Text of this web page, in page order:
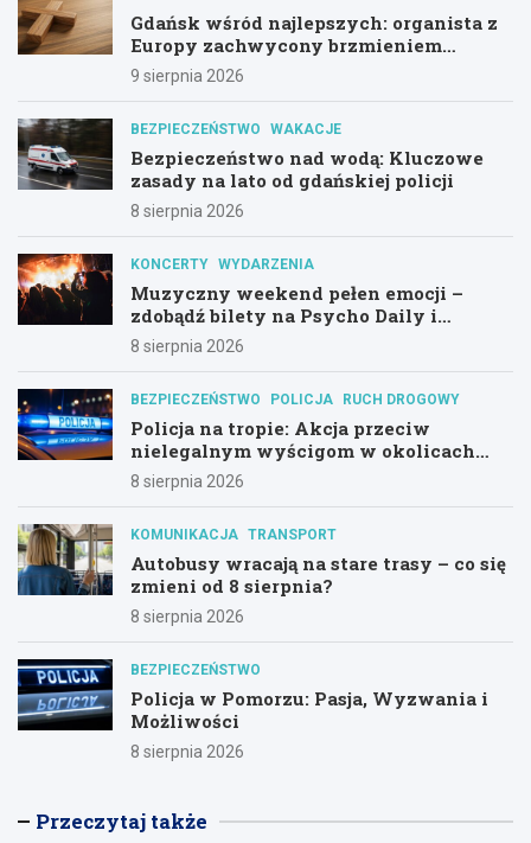
Gdańsk wśród najlepszych: organista z
Europy zachwycony brzmieniem
kościoła św. Mikołaja
9 sierpnia 2026
BEZPIECZEŃSTWO WAKACJE
Bezpieczeństwo nad wodą: Kluczowe
zasady na lato od gdańskiej policji
8 sierpnia 2026
KONCERTY WYDARZENIA
Muzyczny weekend pełen emocji –
zdobądź bilety na Psycho Daily i
Alternatywny Las!
8 sierpnia 2026
BEZPIECZEŃSTWO POLICJA RUCH DROGOWY
Policja na tropie: Akcja przeciw
nielegalnym wyścigom w okolicach
Hali Olivia
8 sierpnia 2026
KOMUNIKACJA TRANSPORT
Autobusy wracają na stare trasy – co się
zmieni od 8 sierpnia?
8 sierpnia 2026
BEZPIECZEŃSTWO
Policja w Pomorzu: Pasja, Wyzwania i
Możliwości
8 sierpnia 2026
Przeczytaj także